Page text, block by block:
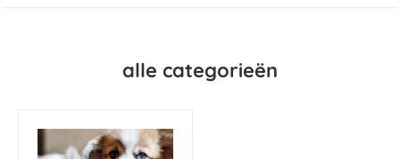
alle categorieën